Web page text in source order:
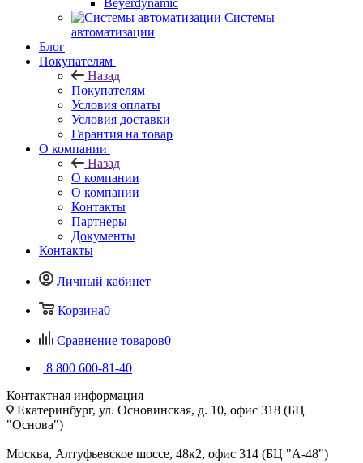
Beyerdynamic
Системы
автоматизации
Блог
Покупателям
Назад
Покупателям
Условия оплаты
Условия доставки
Гарантия на товар
О компании
Назад
О компании
О компании
Контакты
Партнеры
Документы
Контакты
Личный кабинет
Корзина0
Сравнение товаров0
8 800 600-81-40
Контактная информация
Екатеринбург, ул. Основинская, д. 10, офис 318 (БЦ
"Основа")
Москва, Алтуфьевское шоссе, 48к2, офис 314 (БЦ "А-48")